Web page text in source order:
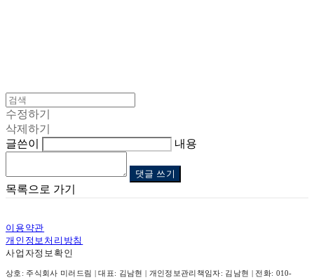
수정하기
삭제하기
글쓴이
내용
댓글 쓰기
목록으로 가기
이용약관
개인정보처리방침
사업자정보확인
상호: 주식회사 미러드림 | 대표: 김남현 | 개인정보관리책임자: 김남현 | 전화: 010-